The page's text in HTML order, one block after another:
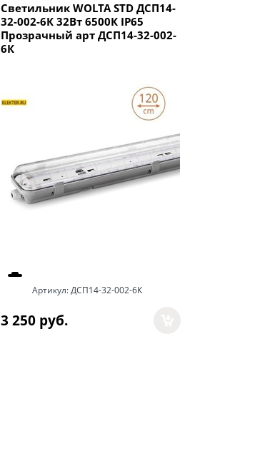
Светильник WOLTA STD ДСП14-
32-002-6К 32Вт 6500К IP65
Прозрачный арт ДСП14-32-002-
6К
Артикул:ДСП14-32-002-6К
3 250 руб.